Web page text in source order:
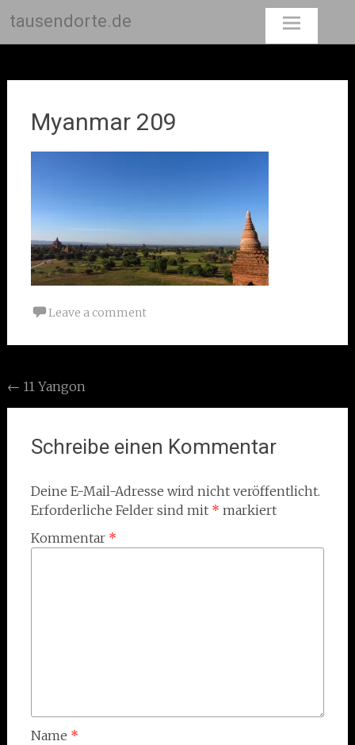
tausendorte.de
Myanmar 209
Leave a comment
Post
navigation
← 11 Yangon
Schreibe einen Kommentar
Deine E-Mail-Adresse wird nicht veröffentlicht.
Erforderliche Felder sind mit * markiert
Kommentar *
Name *